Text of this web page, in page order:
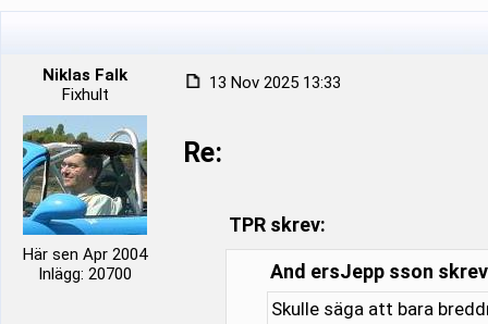
Niklas Falk
Fixhult
Här sen Apr 2004
Inlägg: 20700
13 Nov 2025 13:33
Re:
TPR skrev:
And ersJepp sson
Skulle säga att bara